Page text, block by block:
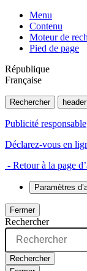
Menu
Contenu
Moteur de
Pied de page
République
Française
Rechercher
Publicité responsable
Déclarez-vous en
- Retour à la page
Paramètres
Fermer
Rechercher
Rechercher